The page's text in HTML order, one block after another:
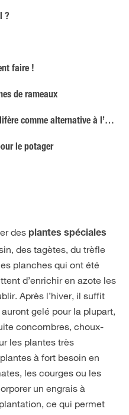
?
faire !
de rameaux
alternative à l’engrais vert
le potager
des plantes spéciales
des tagètes, du trèfle
planches qui ont été
d’enrichir en azote les
Après l’hiver, il suffit
gelé pour la plupart,
concombres, choux-
les plantes très
à fort besoin en
les courges ou les
un engrais à
ce qui permet